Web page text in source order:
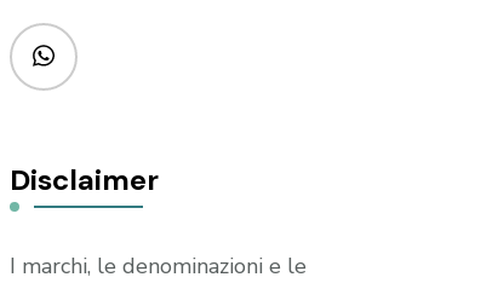
Disclaimer
I marchi, le denominazioni e le